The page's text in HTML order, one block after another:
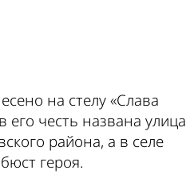
на стелу «Слава
его честь названа улица
района, а в селе
героя.